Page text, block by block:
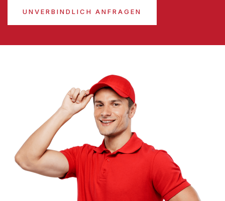
UNVERBINDLICH ANFRAGEN